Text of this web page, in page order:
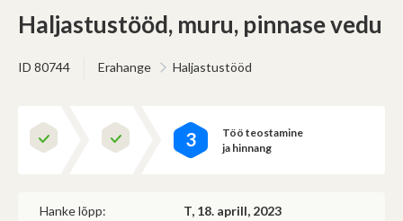
Haljastustööd, muru, pinnase vedu
ID 80744 Erahange Haljastustööd
3
Töö teostamine
ja hinnang
Hanke lõpp: T, 18. aprill, 2023
Saab korraldada hankeid
Ei saa osaleda teistel hangetel